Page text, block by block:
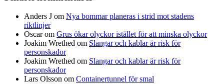
Anders J om Nya bommar planeras i strid mot stadens
riktlinjer
Oscarom Grus ökar olyckor istället för att minska olyckor
Joakim Wrethed om Slangar och kablar är risk för
personskador
Joakim Wrethed om Slangar och kablar är risk för
personskador
Lars Olsson om Containertunnel för smal